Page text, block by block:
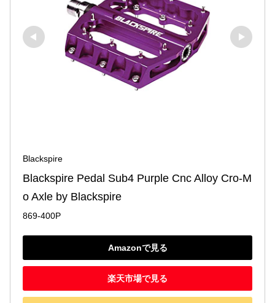
Blackspire
Blackspire Pedal Sub4 Purple Cnc Alloy Cro-M
o Axle by Blackspire
869-400P
Amazonで見る
楽天市場で見る